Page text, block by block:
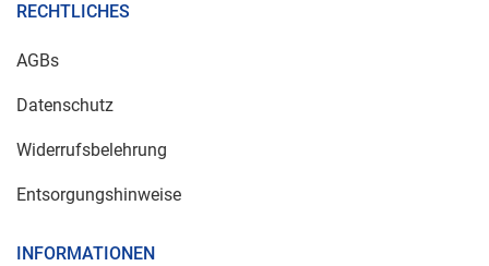
RECHTLICHES
AGBs
Datenschutz
Widerrufsbelehrung
Entsorgungshinweise
INFORMATIONEN